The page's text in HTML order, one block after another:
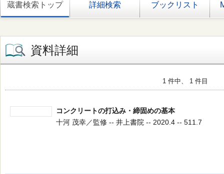
蔵書検索トップ 詳細検索 ブックリスト
資料詳細
1 件中、 1 件目
コンクリートの打込み・締固めの基本
十河 茂幸／監修 -- 井上書院 -- 2020.4 -- 511.7